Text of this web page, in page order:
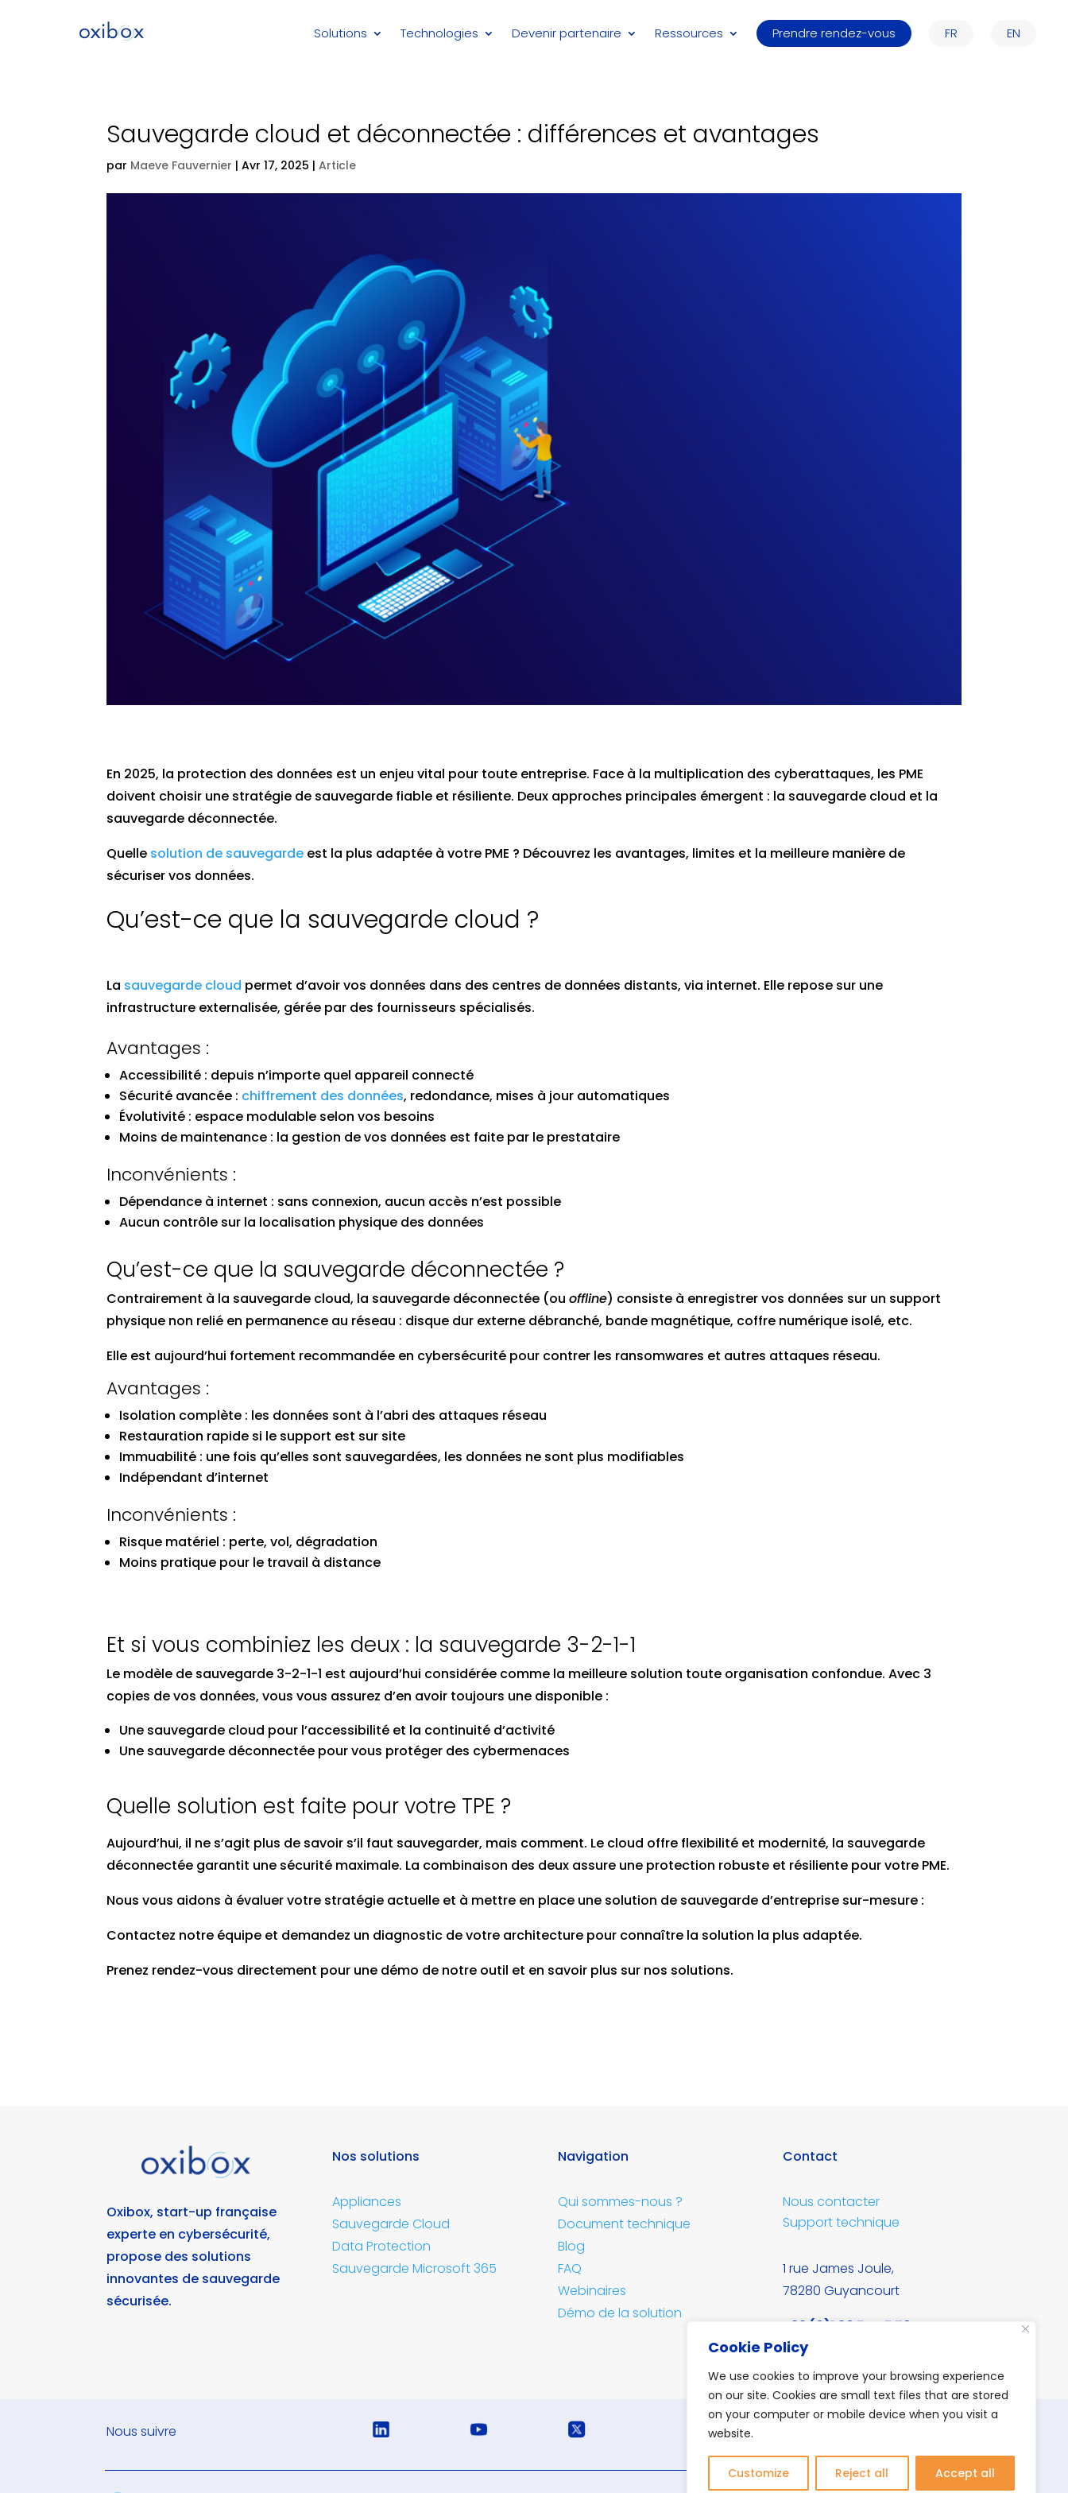
Cookie Policy
We use cookies to improve your browsing experience
on our site. Cookies are small text files that are stored
on your computer or mobile device when you visit a
website.
Customize Reject all Accept all
Solutions Technologies Devenir partenaire Ressources Prendre rendez-vous FR EN
Sauvegarde cloud et déconnectée : différences et avantages
par Maeve Fauvernier |Avr 17, 2025 |Article
En 2025, la protection des données est un enjeu vital pour toute entreprise. Face à la multiplication des cyberattaques, les PME
doivent choisir une stratégie de sauvegarde fiable et résiliente. Deux approches principales émergent : la sauvegarde cloud et la
sauvegarde déconnectée.
Quelle solution de sauvegarde est la plus adaptée à votre PME ? Découvrez les avantages, limites et la meilleure manière de
sécuriser vos données.
Qu’est-ce que la sauvegarde cloud ?
La sauvegarde cloud permet d’avoir vos données dans des centres de données distants, via internet. Elle repose sur une
infrastructure externalisée, gérée par des fournisseurs spécialisés.
Avantages :
Accessibilité : depuis n’importe quel appareil connecté
Sécurité avancée : chiffrement des données, redondance, mises à jour automatiques
Évolutivité : espace modulable selon vos besoins
Moins de maintenance : la gestion de vos données est faite par le prestataire
Inconvénients :
Dépendance à internet : sans connexion, aucun accès n’est possible
Aucun contrôle sur la localisation physique des données
Qu’est-ce que la sauvegarde déconnectée ?
Contrairement à la sauvegarde cloud, la sauvegarde déconnectée (ouoffline) consiste à enregistrer vos données sur un support
physique non relié en permanence au réseau : disque dur externe débranché, bande magnétique, coffre numérique isolé, etc.
Elle est aujourd’hui fortement recommandée en cybersécurité pour contrer les ransomwares et autres attaques réseau.
Avantages :
Isolation complète : les données sont à l’abri des attaques réseau
Restauration rapide si le support est sur site
Immuabilité : une fois qu’elles sont sauvegardées, les données ne sont plus modifiables
Indépendant d’internet
Inconvénients :
Risque matériel : perte, vol, dégradation
Moins pratique pour le travail à distance
Et si vous combiniez les deux : la sauvegarde 3-2-1-1
Le modèle de sauvegarde 3-2-1-1 est aujourd’hui considérée comme la meilleure solution toute organisation confondue. Avec 3
copies de vos données, vous vous assurez d’en avoir toujours une disponible :
Une sauvegarde cloud pour l’accessibilité et la continuité d’activité
Une sauvegarde déconnectée pour vous protéger des cybermenaces
Quelle solution est faite pour votre TPE ?
Aujourd’hui, il ne s’agit plus de savoir s’il faut sauvegarder, mais comment. Le cloud offre flexibilité et modernité, la sauvegarde
déconnectée garantit une sécurité maximale. La combinaison des deux assure une protection robuste et résiliente pour votre PME.
Nous vous aidons à évaluer votre stratégie actuelle et à mettre en place une solution de sauvegarde d’entreprise sur-mesure :
Contactez notre équipe et demandez un diagnostic de votre architecture pour connaître la solution la plus adaptée.
Prenez rendez-vous directement pour une démo de notre outil et en savoir plus sur nos solutions.
Oxibox, start-up française
experte en cybersécurité,
propose des solutions
innovantes de sauvegarde
sécurisée.
Nos solutions
Appliances
Sauvegarde Cloud
Data Protection
Sauvegarde Microsoft 365
Navigation
Qui sommes-nous ?
Document technique
Blog
FAQ
Webinaires
Démo de la solution
Contact
Nous contacter
Support technique
1 rue James Joule,
78280 Guyancourt
+33 (0)1 30 54 45 79
contact@oxibox.com
Nous suivre